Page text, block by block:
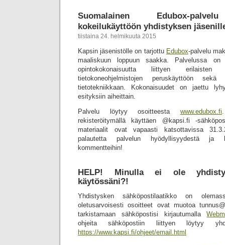
Suomalainen Edubox-
kokeilukäyttöön yhdistyksen
tiistaina 24. helmikuuta 2015
Kapsin jäsenistölle on tarjottu Edubox-palvelu
maaliskuun loppuun saakka. Palvelussa
opintokokonaisuutta liittyen erilaisten
tietokoneohjelmistojen peruskäyttöön
tietotekniikkaan. Kokonaisuudet on jaettu
esityksiin aiheittain.
Palvelu löytyy osoitteesta www.edubox.fi
rekisteröitymällä käyttäen @kapsi.fi -
materiaalit ovat vapaasti katsottavissa
palautetta palvelun hyödyllisyydestä ja
kommentteihin!
HELP! Minulla ei ole
käytössäni?!
Yhdistysken sähköpostilaatikko on
oletusarvoisesti osoitteet ovat muotoa
tarkistamaan sähköpostisi kirjautumalla
ohjeita sähköpostiin liittyen löytyy
https://www.kapsi.fi/ohjeet/email.html